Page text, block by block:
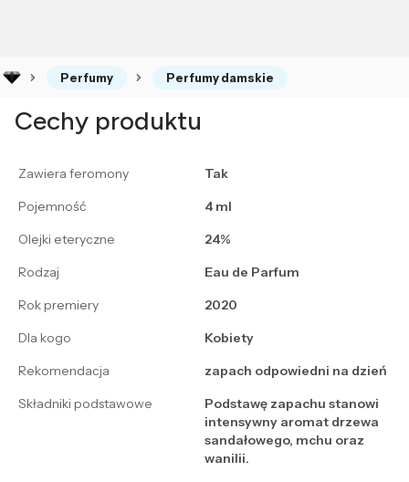
Perfumy Perfumy damskie
Cechy produktu
Zawiera feromony
Tak
Pojemność
4 ml
Olejki eteryczne
24%
Rodzaj
Eau de Parfum
Rok premiery
2020
Dla kogo
Kobiety
Rekomendacja
zapach odpowiedni na dzień
Składniki podstawowe
Podstawę zapachu stanowi
intensywny aromat drzewa
sandałowego, mchu oraz
wanilii.